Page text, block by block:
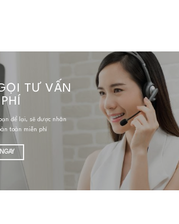
TƯ VẤN
để lại, sẽ được nhân
toàn miễn phí